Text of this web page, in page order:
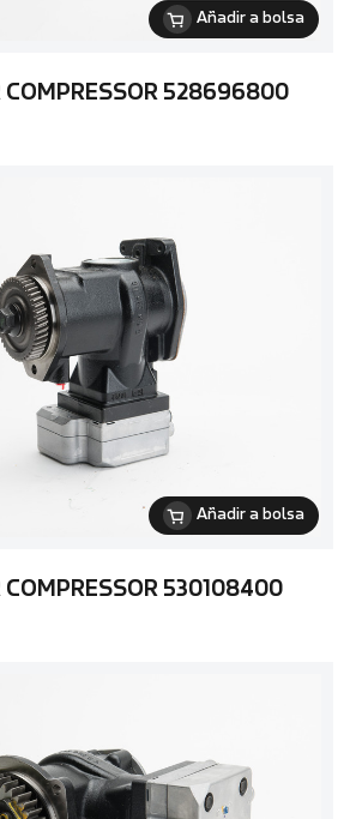
Añadir a bolsa
COMPRESSOR 528696800
Añadir a bolsa
COMPRESSOR 530108400